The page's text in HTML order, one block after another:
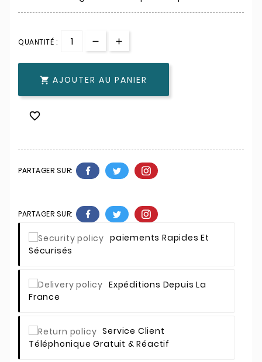
QUANTITÉ :
 AJOUTER AU PANIER

PARTAGER SUR:
PARTAGER SUR:
Paiements Rapides Et
Sécurisés
Expéditions Depuis La
France
Service Client
Téléphonique Gratuit & Réactif